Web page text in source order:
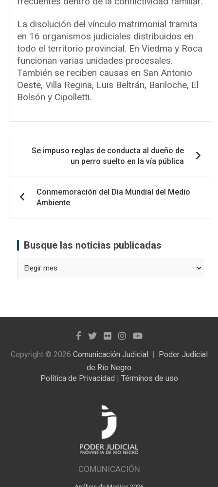
La disolución del vínculo matrimonial tramita
en 16 organismos judiciales distribuidos en
todo el territorio provincial. En Viedma y Roca
funcionan varias unidades procesales.
También se reciben causas en San Antonio
Oeste, Villa Regina, Luis Beltrán, Bariloche, El
Bolsón y Cipolletti.
Se impuso reglas de conducta al dueño de
un perro suelto en la vía pública
Conmemoración del Día Mundial del Medio
Ambiente
Busque las noticias publicadas
las
Copyright © 2026 Comunicación Judicial
Poder Judicial
de Río Negro
Política de Privacidad
Términos de uso
COMUNICACIÓN